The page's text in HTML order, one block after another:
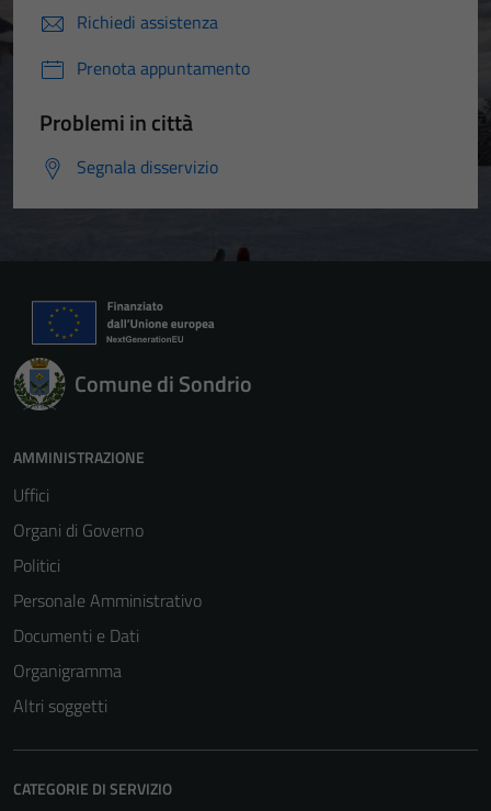
Richiedi assistenza
Prenota appuntamento
Problemi in città
Segnala disservizio
Comune di Sondrio
AMMINISTRAZIONE
Uffici
Organi di Governo
Politici
Personale Amministrativo
Documenti e Dati
Organigramma
Altri soggetti
CATEGORIE DI SERVIZIO